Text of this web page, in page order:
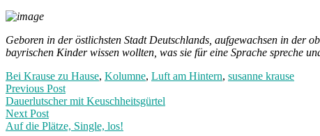
Geboren in der östlichsten Stadt Deutschlands, aufgewachsen in der
bayrischen Kinder wissen wollten, was sie für eine Sprache spreche
Bei Krause zu Hause, Kolumne, Luft am Hintern, susanne krause
Post
navigation
Previous PostPrevious
post:
Dauerlutscher mit Keuschheitsgürtel
Next Post
Auf die Plätze, Single, los!